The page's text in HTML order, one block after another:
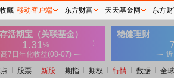
股票 新股 期指 期权 行情 数据 全球
藏 移动客户端 东方财富 天天基金网 东方